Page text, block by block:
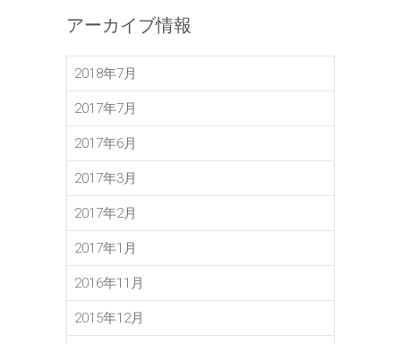
アーカイブ情報
2018年7月
2017年7月
2017年6月
2017年3月
2017年2月
2017年1月
2016年11月
2015年12月